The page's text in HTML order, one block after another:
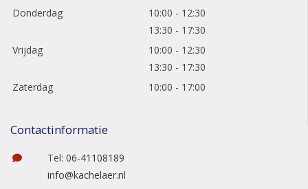
Donderdag
10:00 - 12:30
13:30 - 17:30
Vrijdag
10:00 - 12:30
13:30 - 17:30
Zaterdag
10:00 - 17:00
Contactinformatie
Tel: 06-41108189
info@kachelaer.nl